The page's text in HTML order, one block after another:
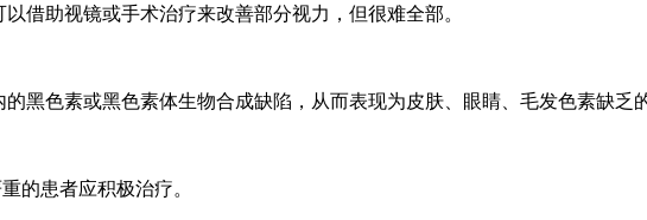
借助视镜或手术治疗来改善部分视力，但很难全部。
色素或黑色素体生物合成缺陷，从而表现为皮肤、眼睛、毛发色素缺乏
患者应积极治疗。